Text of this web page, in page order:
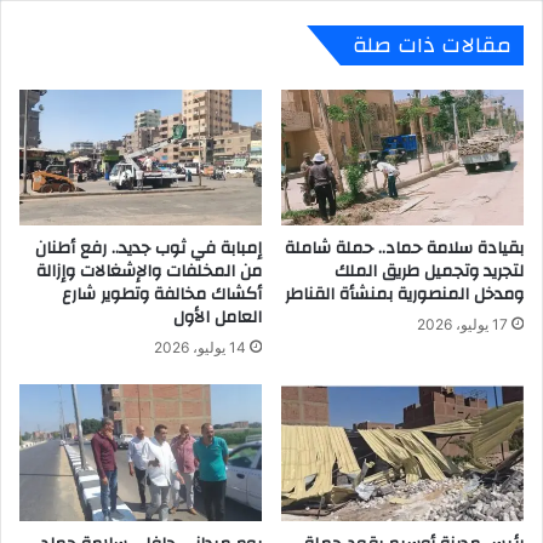
ر
ص
ل
ت
ي
ل
ي
ة
ك
ا
ت
ا
ل
و
غ
ل
ق
س
ر
ت
ع
ل
ى
يُ
د
ا
ر
د
مقالات ذات صلة
بقيادة سلامة حماد.. حملة شاملة
لتجريد وتجميل طريق الملك
ومدخل المنصورية بمنشأة القناطر
17 يوليو، 2026
إمبابة في ثوب جديد.. رفع أطنان
من المخلفات والإشغالات وإزالة
أكشاك مخالفة وتطوير شارع
العامل الأول
14 يوليو، 2026